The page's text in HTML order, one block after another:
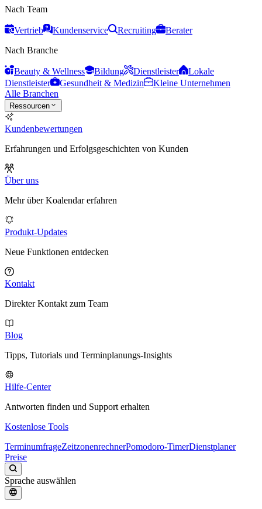
Nach Team
Vertrieb Kundenservice Recruiting
Berater
Nach Branche
Beauty & Wellness Bildung Dienstleister
Lokale
Dienstleister
Gesundheit & Medizin
Kleine Unternehmen
Alle Branchen
Ressourcen
Kundenbewertungen
Erfahrungen und Erfolgsgeschichten von Kunden
Über uns
Mehr über Koalendar erfahren
Produkt-Updates
Neue Funktionen entdecken
Kontakt
Direkter Kontakt zum Team
Blog
Tipps, Tutorials und Terminplanungs-Insights
Hilfe-Center
Antworten finden und Support erhalten
Kostenlose Tools
TerminumfrageZeitzonenrechnerPomodoro-TimerDienstplaner
Preise
Sprache auswählen